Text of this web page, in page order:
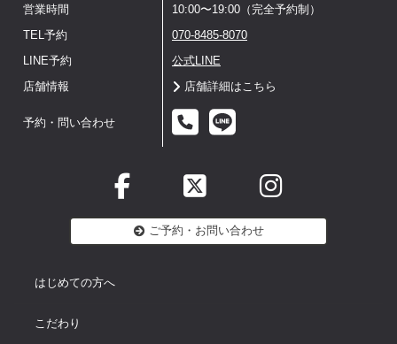
営業時間 10:00〜19:00（完全予約制）
TEL予約 070-8485-8070
LINE予約 公式LINE
店舗情報 店舗詳細はこちら
予約・問い合わせ
ご予約・お問い合わせ
はじめての方へ
こだわり